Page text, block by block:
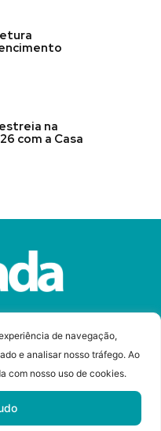
de navegação,
e analisar nosso tráfego. Ao
com nosso uso de cookies.
na
com a Casa